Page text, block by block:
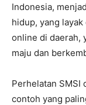
Indonesia,
hidup, yang
online di daerah,
maju dan
Perhelatan SMSI
contoh yang